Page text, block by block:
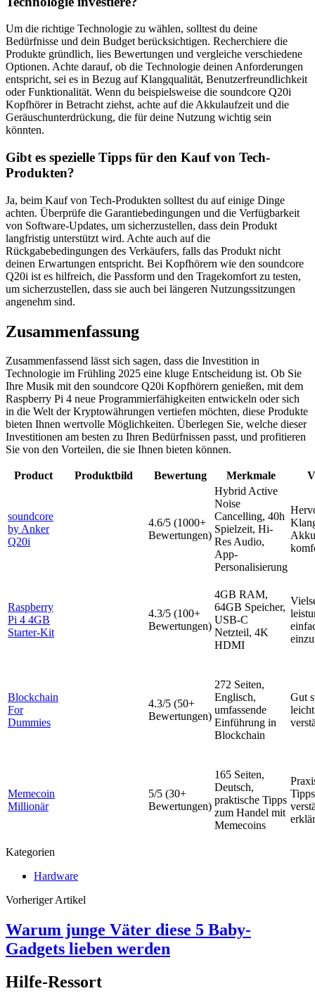
Um die richtige Technologie zu wählen, solltest du deine
Bedürfnisse und dein Budget berücksichtigen. Recherchiere die
Produkte gründlich, lies Bewertungen und vergleiche verschiedene
Optionen. Achte darauf, ob die Technologie deinen Anforderungen
entspricht, sei es in Bezug auf Klangqualität, Benutzerfreundlichkeit
oder Funktionalität. Wenn du beispielsweise die soundcore Q20i
Kopfhörer in Betracht ziehst, achte auf die Akkulaufzeit und die
Geräuschunterdrückung, die für deine Nutzung wichtig sein
könnten.
Gibt es spezielle Tipps für den Kauf von Tech-
Produkten?
Ja, beim Kauf von Tech-Produkten solltest du auf einige Dinge
achten. Überprüfe die Garantiebedingungen und die Verfügbarkeit
von Software-Updates, um sicherzustellen, dass dein Produkt
langfristig unterstützt wird. Achte auch auf die
Rückgabebedingungen des Verkäufers, falls das Produkt nicht
deinen Erwartungen entspricht. Bei Kopfhörern wie den soundcore
Q20i ist es hilfreich, die Passform und den Tragekomfort zu testen,
um sicherzustellen, dass sie auch bei längeren Nutzungssitzungen
angenehm sind.
Zusammenfassung
Zusammenfassend lässt sich sagen, dass die Investition in
Technologie im Frühling 2025 eine kluge Entscheidung ist. Ob Sie
Ihre Musik mit den soundcore Q20i Kopfhörern genießen, mit dem
Raspberry Pi 4 neue Programmierfähigkeiten entwickeln oder sich
in die Welt der Kryptowährungen vertiefen möchten, diese Produkte
bieten Ihnen wertvolle Möglichkeiten. Überlegen Sie, welche dieser
Investitionen am besten zu Ihren Bedürfnissen passt, und profitieren
Sie von den Vorteilen, die sie Ihnen bieten können.
Product Produktbild Bewertung Merkmale
soundcore
by Anker
Q20i
4.6/5 (1000+
Bewertungen)
Hybrid Active
Noise
Cancelling, 40h
Spielzeit, Hi-
Res Audio,
App-
Personalisierung
Raspberry
Pi 4 4GB
Starter-Kit
4.3/5 (100+
Bewertungen)
4GB RAM,
64GB Speicher,
USB-C
Netzteil, 4K
HDMI
Blockchain
For
Dummies
4.3/5 (50+
Bewertungen)
272 Seiten,
Englisch,
umfassende
Einführung in
Blockchain
Gut
leicht
Memecoin
Millionär
5/5 (30+
Bewertungen)
165 Seiten,
Deutsch,
praktische Tipps
zum Handel mit
Memecoins
Kategorien
Hardware
Vorheriger Artikel
Warum junge Väter diese 5 Baby-
Gadgets lieben werden
Hilfe-Ressort